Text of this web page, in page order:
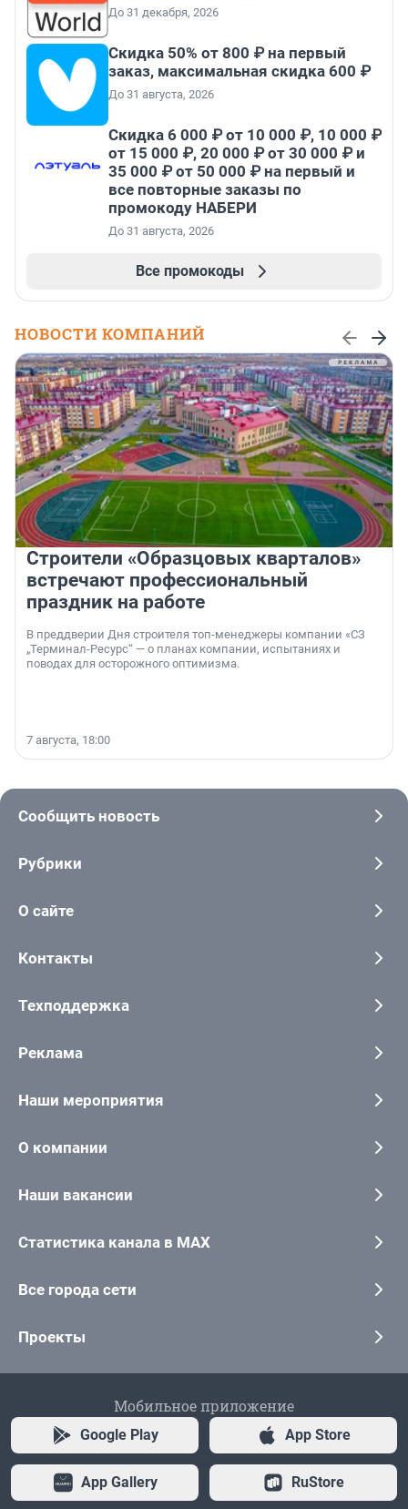
До 31 декабря, 2026
Скидка 50% от 800 ₽ на первый
заказ, максимальная скидка 600 ₽
До 31 августа, 2026
Скидка 6 000 ₽ от 10 000 ₽, 10 000 ₽
от 15 000 ₽, 20 000 ₽ от 30 000 ₽ и
35 000 ₽ от 50 000 ₽ на первый и
все повторные заказы по
промокоду НАБЕРИ
До 31 августа, 2026
Все промокоды
НОВОСТИ КОМПАНИЙ
Строители «Образцовых кварталов»
встречают профессиональный
праздник на работе
В преддверии Дня строителя топ-менеджеры компании «СЗ
„Терминал-Ресурс“ — о планах компании, испытаниях и
поводах для осторожного оптимизма.
7 августа, 18:00
Сообщить новость
Рубрики
О сайте
Контакты
Техподдержка
Реклама
Наши мероприятия
О компании
Наши вакансии
Статистика канала в MAX
Все города сети
Проекты
Мобильное приложение
Google Play App Store
App Gallery RuStore